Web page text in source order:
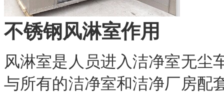
不锈钢风淋室作用
风淋室是人员进入洁净室无尘
与所有的洁净室和洁净厂房配